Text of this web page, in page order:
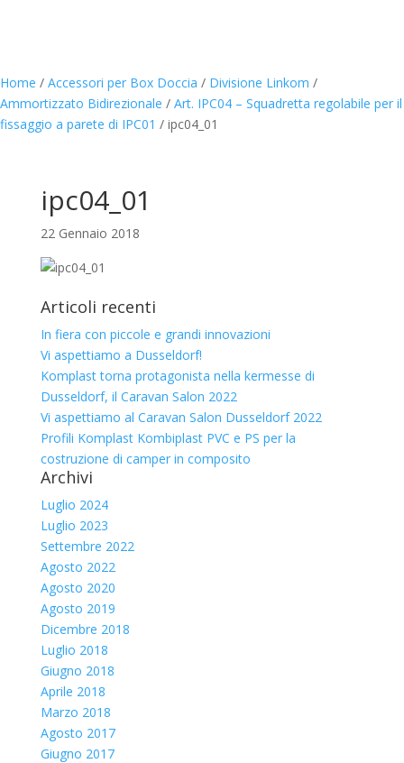
Home / Accessori per Box Doccia / Divisione Linkom /
Ammortizzato Bidirezionale / Art. IPC04 – Squadretta regolabile per il
fissaggio a parete di IPC01 / ipc04_01
ipc04_01
22 Gennaio 2018
Articoli recenti
In fiera con piccole e grandi innovazioni
Vi aspettiamo a Dusseldorf!
Komplast torna protagonista nella kermesse di
Dusseldorf, il Caravan Salon 2022
Vi aspettiamo al Caravan Salon Dusseldorf 2022
Profili Komplast Kombiplast PVC e PS per la
costruzione di camper in composito
Archivi
Luglio 2024
Luglio 2023
Settembre 2022
Agosto 2022
Agosto 2020
Agosto 2019
Dicembre 2018
Luglio 2018
Giugno 2018
Aprile 2018
Marzo 2018
Agosto 2017
Giugno 2017